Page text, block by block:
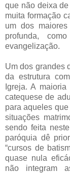
que não deixa
muita formação
um dos
profunda,
evangelização.
Um dos grandes
da estrutura
Igreja. A
catequese de
para aqueles
situações
sendo feita
paróquia dê
“cursos de
quase nula
não integram